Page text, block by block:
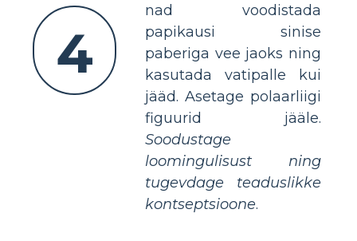
4
nad voodistada
papikausi sinise
paberiga vee jaoks ning
kasutada vatipalle kui
jääd. Asetage polaarliigi
figuurid jääle.
Soodustage
loomingulisust ning
tugevdage teaduslikke
kontseptsioone.